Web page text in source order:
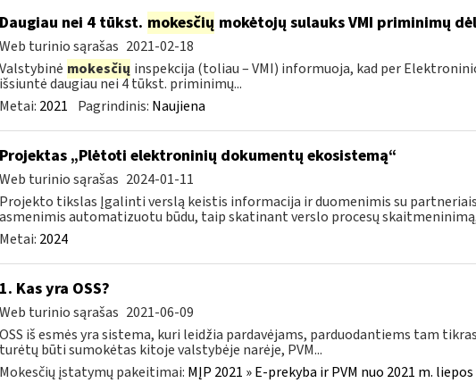
Daugiau nei 4 tūkst. mokesčių mokėtojų sulauks VMI priminimų
Web turinio sąrašas 2021-02-18
Valstybinė mokesčių inspekcija (toliau – VMI) informuoja, kad per
išsiuntė daugiau nei 4 tūkst. priminimų...
Metai: 2021 Pagrindinis: Naujiena
Projektas „Plėtoti elektroninių dokumentų ekosistemą“
Web turinio sąrašas 2024-01-11
Projekto tikslas Įgalinti verslą keistis informacija ir duomenimis su
asmenimis automatizuotu būdu, taip skatinant verslo procesų
Metai: 2024
1. Kas yra OSS?
Web turinio sąrašas 2021-06-09
OSS iš esmės yra sistema, kuri leidžia pardavėjams, parduodantiems tam
turėtų būti sumokėtas kitoje valstybėje narėje, PVM...
Mokesčių įstatymų pakeitimai: MĮP 2021 » E-prekyba ir PVM nuo 2021 m. liepos